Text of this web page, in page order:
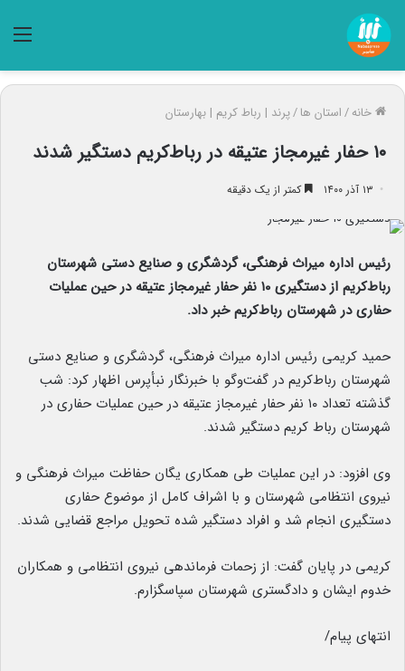
خانه/استان ها/پرند | رباط کریم | بهارستان
۱۰ حفار غیرمجاز عتیقه در رباط‌کریم دستگیر شدند
۱۳ آذر ۱۴۰۰ کمتر از یک دقیقه
رئیس اداره میراث فرهنگی، گردشگری و صنایع دستی شهرستان
رباط‌کریم از دستگیری ۱۰ نفر حفار غیرمجاز عتیقه در حین عملیات
حفاری در شهرستان رباط‌کریم خبر داد.
حمید کریمی رئیس اداره میراث فرهنگی، گردشگری و صنایع دستی
شهرستان رباط‌کریم در گفت‌وگو با خبرنگار نبأپرس اظهار کرد: شب
گذشته تعداد ۱۰ نفر حفار غیرمجاز عتیقه در حین عملیات حفاری در
شهرستان رباط‌ کریم دستگیر شدند.
وی افزود: در این عملیات طی همکاری یگان حفاظت میراث فرهنگی و
نیروی انتظامی شهرستان و با اشراف کامل از موضوع حفاری
دستگیری انجام شد و افراد دستگیر شده تحویل مراجع قضایی شدند.
کریمی در پایان گفت: از زحمات فرماندهی نیروی انتظامی و همکاران
خدوم ایشان و دادگستری شهرستان سپاسگزارم.
انتهای پیام/